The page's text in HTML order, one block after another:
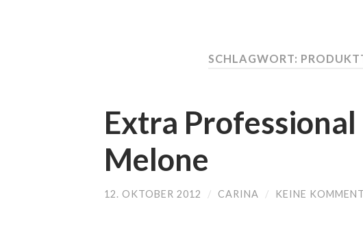
SCHLAGWORT:
Extra
Melone
12. OKTOBER 2012 / CARINA / KEINE